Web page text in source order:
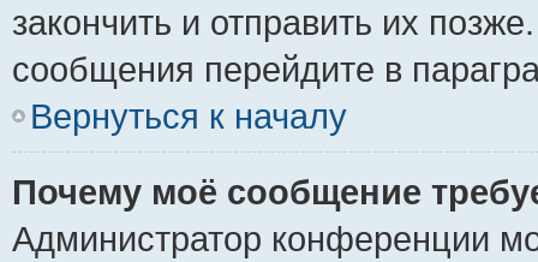
закончить и отправить их
сообщения перейдите в
Вернуться к началу
Почему моё сообщение
Администратор конференции